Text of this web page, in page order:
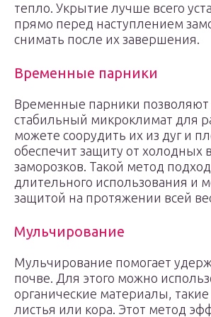
тепло. Укрытие лучше всего
прямо перед наступлением
снимать после их завершения.
Временные парники
Временные парники позволяют
стабильный микроклимат для
можете соорудить их из дуг и
обеспечит защиту от холодных
заморозков. Такой метод
длительного использования и
защитой на протяжении всей
Мульчирование
Мульчирование помогает
почве. Для этого можно
органические материалы, такие
листья или кора. Этот метод